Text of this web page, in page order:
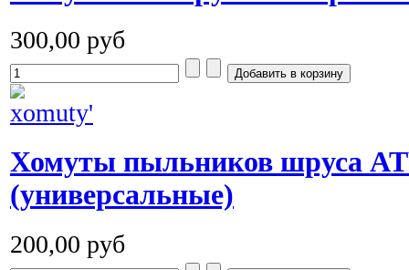
300,00 руб
Хомуты пыльников шруса
(универсальные)
200,00 руб